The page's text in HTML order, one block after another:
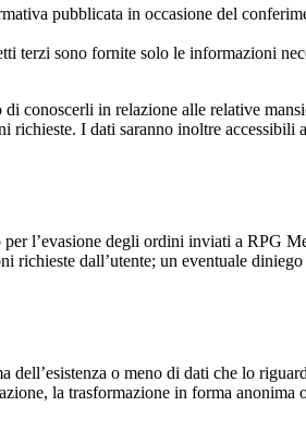
pubblicata in occasione del
sono fornite solo le informazioni
conoscerli in relazione alle relative
I dati saranno inoltre accessibili
l’evasione degli ordini inviati a RPG
richieste dall’utente; un eventuale
o meno di dati che lo
la trasformazione in forma